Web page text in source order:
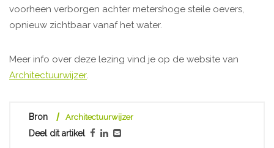
voorheen verborgen achter metershoge steile oevers,
opnieuw zichtbaar vanaf het water.
Meer info over deze lezing vind je op de website van
Architectuurwijzer.
Bron Architectuurwijzer
Deel dit artikel